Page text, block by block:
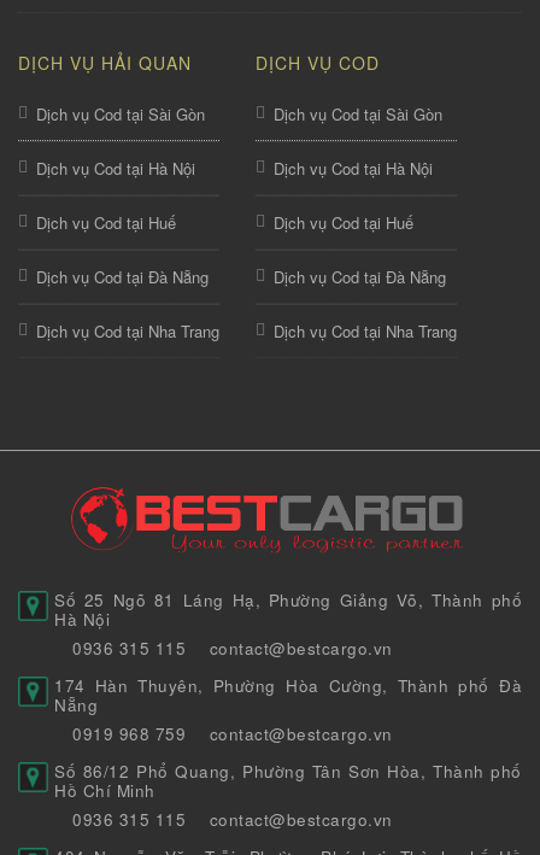
DỊCH VỤ HẢI QUAN
Dịch vụ Cod tại Sài Gòn
Dịch vụ Cod tại Hà Nội
Dịch vụ Cod tại Huế
Dịch vụ Cod tại Đà Nẵng
Dịch vụ Cod tại Nha Trang
DỊCH VỤ COD
Dịch vụ Cod tại Sài Gòn
Dịch vụ Cod tại Hà Nội
Dịch vụ Cod tại Huế
Dịch vụ Cod tại Đà Nẵng
Dịch vụ Cod tại Nha Trang
Số 25 Ngõ 81 Láng Hạ, Phường Giảng Võ, Thành phố
Hà Nội
0936 315 115
contact@bestcargo.vn
174 Hàn Thuyên, Phường Hòa Cường, Thành phố Đà
Nẵng
0919 968 759
contact@bestcargo.vn
Số 86/12 Phổ Quang, Phường Tân Sơn Hòa, Thành phố
Hồ Chí Minh
0936 315 115
contact@bestcargo.vn